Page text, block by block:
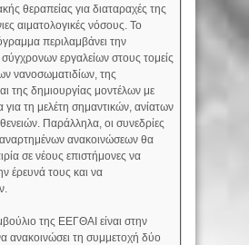
θεραπείας για διαταραχές της
αιματολογικές νόσους. Το
περιλαμβάνει την
εργαλείων στους τομείς
νανοσωματιδίων, της
της δημιουργίας μοντέλων με
για τη μελέτη σημαντικών, ανίατων
Παράλληλα, οι συνεδρίες
ανακοινώσεων θα
σε νέους επιστήμονες να
έρευνά τους και να
της ΕΕΓΘΑΙ είναι στην
ανακοινώσει τη συμμετοχή δύο